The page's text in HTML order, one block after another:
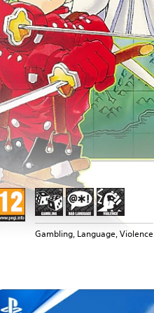
Gambling, Language, Violence